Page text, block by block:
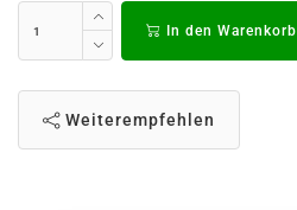
In den Warenkorb
Weiterempfehlen